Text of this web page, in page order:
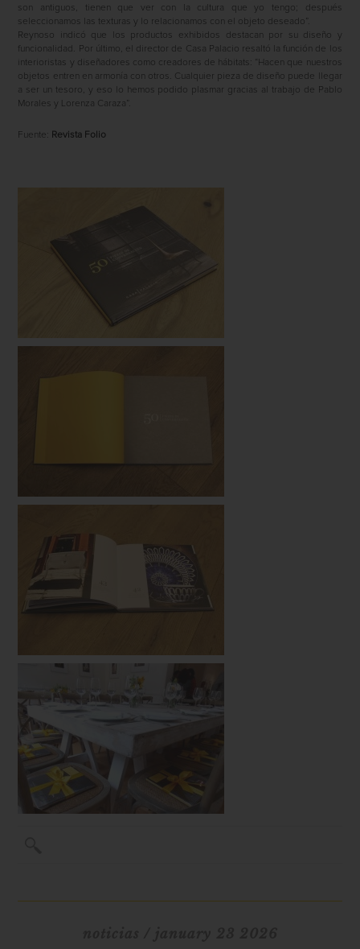
son antiguos, tienen que ver con la cultura que yo tengo; después
seleccionamos las texturas y lo relacionamos con el objeto deseado”.
Reynoso indicó que los productos exhibidos destacan por su diseño y
funcionalidad. Por último, el director de Casa Palacio resaltó la función de los
interioristas y diseñadores como creadores de hábitats: “Hacen que nuestros
objetos entren en armonía con otros. Cualquier pieza de diseño puede llegar
a ser un tesoro, y eso lo hemos podido plasmar gracias al trabajo de Pablo
Morales y Lorenza Caraza”.
Fuente: Revista Folio